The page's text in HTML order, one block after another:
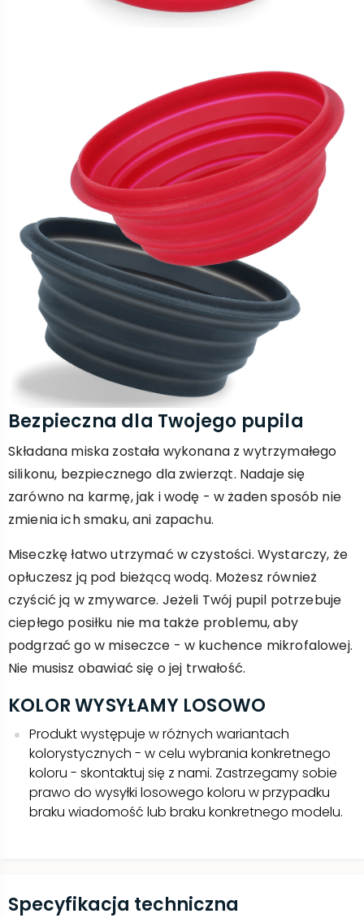
Bezpieczna dla Twojego pupila
Składana miska została wykonana z wytrzymałego
silikonu, bezpiecznego dla zwierząt. Nadaje się
zarówno na karmę, jak i wodę - w żaden sposób nie
zmienia ich smaku, ani zapachu.
Miseczkę łatwo utrzymać w czystości. Wystarczy, że
opłuczesz ją pod bieżącą wodą. Możesz również
czyścić ją w zmywarce. Jeżeli Twój pupil potrzebuje
ciepłego posiłku nie ma także problemu, aby
podgrzać go w miseczce - w kuchence mikrofalowej.
Nie musisz obawiać się o jej trwałość.
KOLOR WYSYŁAMY LOSOWO
Produkt występuje w różnych wariantach
kolorystycznych - w celu wybrania konkretnego
koloru - skontaktuj się z nami. Zastrzegamy sobie
prawo do wysyłki losowego koloru w przypadku
braku wiadomość lub braku konkretnego modelu.
Specyfikacja techniczna